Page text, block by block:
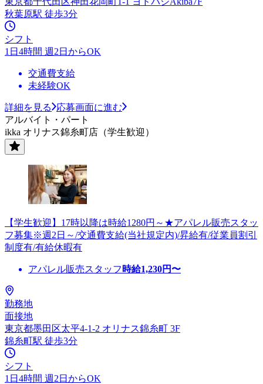
秋葉原駅 徒歩3分
シフト
1日4時間 週2日からOK
交通費支給
未経験OK
詳細を見る
応募画面に進む
アルバイト・パート
ikka オリナス錦糸町店（学生歓迎）
【学生歓迎】17時以降は時給1280円～★アパレル販売スタッ
フ募集※週2日～/交通費支給(当社規定内)/昇給有/従業員割引
制度有/有給休暇有
アパレル販売スタッフ 時給1,230円〜
勤務地
面接地
東京都墨田区太平4-1-2 オリナス錦糸町 3F
錦糸町駅 徒歩3分
シフト
1日4時間 週2日からOK